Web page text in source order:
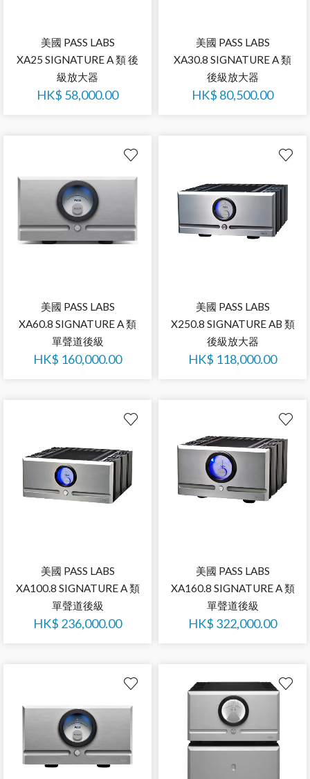
美國 PASS LABS
XA25 SIGNATURE A 類 後
級放大器
HK$ 58,000.00
美國 PASS LABS
XA30.8 SIGNATURE A 類
後級放大器
HK$ 80,500.00
美國 PASS LABS
XA60.8 SIGNATURE A 類
單聲道後級
HK$ 160,000.00
美國 PASS LABS
X250.8 SIGNATURE AB 類
後級放大器
HK$ 118,000.00
美國 PASS LABS
XA100.8 SIGNATURE A 類
單聲道後級
HK$ 236,000.00
美國 PASS LABS
XA160.8 SIGNATURE A 類
單聲道後級
HK$ 322,000.00